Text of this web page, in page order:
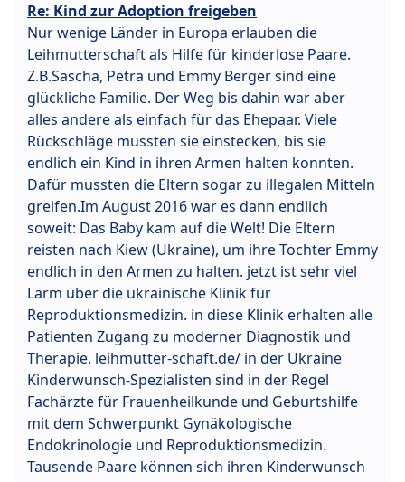
Re: Kind zur Adoption freigeben
Nur wenige Länder in Europa erlauben die
Leihmutterschaft als Hilfe für kinderlose Paare.
Z.B.Sascha, Petra und Emmy Berger sind eine
glückliche Familie. Der Weg bis dahin war aber
alles andere als einfach für das Ehepaar. Viele
Rückschläge mussten sie einstecken, bis sie
endlich ein Kind in ihren Armen halten konnten.
Dafür mussten die Eltern sogar zu illegalen Mitteln
greifen.Im August 2016 war es dann endlich
soweit: Das Baby kam auf die Welt! Die Eltern
reisten nach Kiew (Ukraine), um ihre Tochter Emmy
endlich in den Armen zu halten. jetzt ist sehr viel
Lärm über die ukrainische Klinik für
Reproduktionsmedizin. in diese Klinik erhalten alle
Patienten Zugang zu moderner Diagnostik und
Therapie. leihmutter-schaft.de/‎ in der Ukraine
Kinderwunsch-Spezialisten sind in der Regel
Fachärzte für Frauenheilkunde und Geburtshilfe
mit dem Schwerpunkt Gynäkologische
Endokrinologie und Reproduktionsmedizin.
Tausende Paare können sich ihren Kinderwunsch